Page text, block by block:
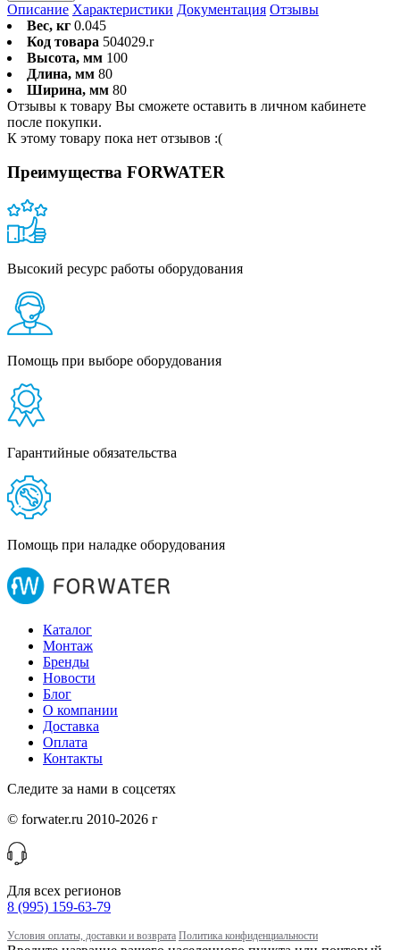
Описание Характеристики Документация Отзывы
Вес, кг 0.045
Код товара 504029.r
Высота, мм 100
Длина, мм 80
Ширина, мм 80
Отзывы к товару Вы сможете оставить в личном кабинете
после покупки.
К этому товару пока нет отзывов :(
Преимущества FORWATER
Высокий ресурс работы оборудования
Помощь при выборе оборудования
Гарантийные обязательства
Помощь при наладке оборудования
Каталог
Монтаж
Бренды
Новости
Блог
О компании
Доставка
Оплата
Контакты
Следите за нами в соцсетях
© forwater.ru 2010-2026 г
Для всех регионов
8 (995) 159-63-79
Условия оплаты, доставки и возврата Политика конфиденциальности